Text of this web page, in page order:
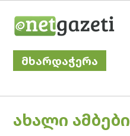
მხარდაჭერა
POSTED
ᲐᲮᲐᲚᲘ ᲐᲛᲑᲔᲑᲘ